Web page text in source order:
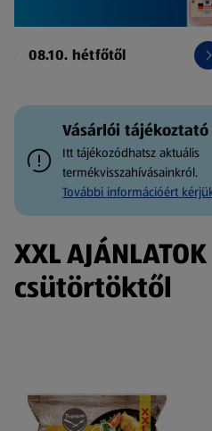
08.10. hétfőtől
Vásárlói tájékoztató
Itt tájékozódhatsz aktuális
termékvisszahívásainkról.
További információért
XXL
csütörtöktől